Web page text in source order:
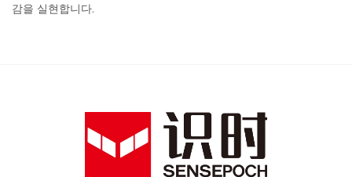
감을 실현합니다.